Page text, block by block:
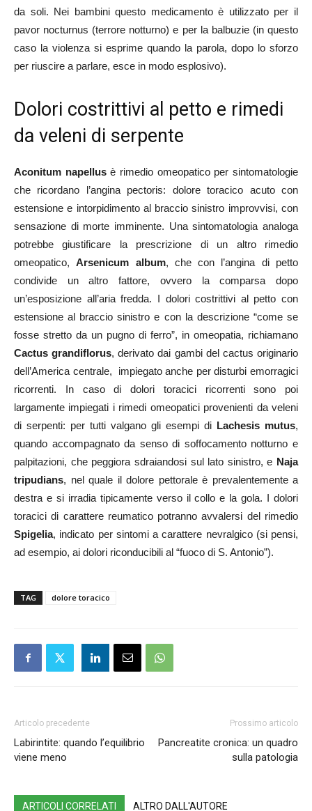
da soli. Nei bambini questo medicamento è utilizzato per il
pavor nocturnus (terrore notturno) e per la balbuzie (in questo
caso la violenza si esprime quando la parola, dopo lo sforzo
per riuscire a parlare, esce in modo esplosivo).
Dolori costrittivi al petto e rimedi
da veleni di serpente
Aconitum napellusè rimedio omeopatico per sintomatologie
che ricordano l’angina pectoris: dolore toracico acuto con
estensione e intorpidimento al braccio sinistro improvvisi, con
sensazione di morte imminente. Una sintomatologia analoga
potrebbe giustificare la prescrizione di un altro rimedio
omeopatico,Arsenicum album, che con l’angina di petto
condivide un altro fattore, ovvero la comparsa dopo
un’esposizione all’aria fredda. I dolori costrittivi al petto con
estensione al braccio sinistro e con la descrizione “come se
fosse stretto da un pugno di ferro”, in omeopatia, richiamano
Cactus grandiflorus, derivato dai gambi del cactus originario
dell’America centrale, impiegato anche per disturbi emorragici
ricorrenti. In caso di dolori toracici ricorrenti sono poi
largamente impiegati i rimedi omeopatici provenienti da veleni
di serpenti: per tutti valgano gli esempi di Lachesis mutus,
quando accompagnato da senso di soffocamento notturno e
palpitazioni, che peggiora sdraiandosi sul lato sinistro, e Naja
tripudians, nel quale il dolore pettorale è prevalentemente a
destra e si irradia tipicamente verso il collo e la gola. I dolori
toracici di carattere reumatico potranno avvalersi del rimedio
Spigelia, indicato per sintomi a carattere nevralgico (si pensi,
ad esempio, ai dolori riconducibili al “fuoco di S. Antonio”).
TAG dolore toracico
Articolo precedente
Labirintite: quando l’equilibrio
viene meno
Prossimo articolo
Pancreatite cronica: un quadro
sulla patologia
ARTICOLI CORRELATI ALTRO DALL'AUTORE